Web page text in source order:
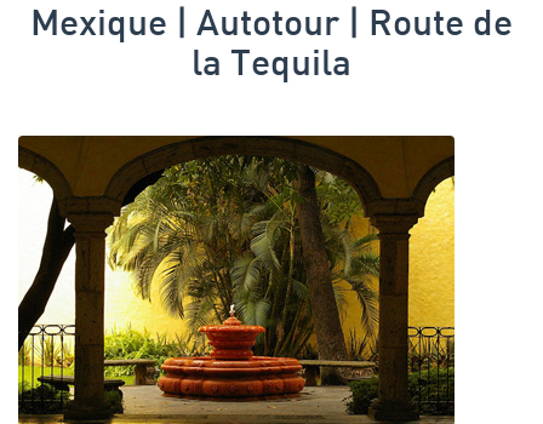
Mexique | Autotour | Route de
la Tequila